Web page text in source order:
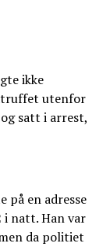
ikke
utenfor
satt i arrest,
på en adresse
i natt. Han var
da politiet